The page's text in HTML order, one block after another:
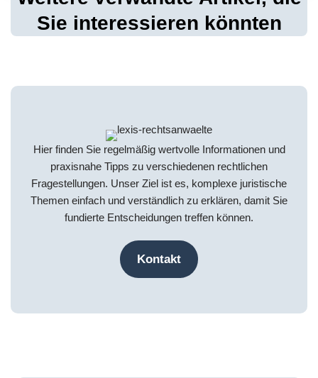
Sie interessieren könnten
Hier finden Sie regelmäßig wertvolle Informationen und
praxisnahe Tipps zu verschiedenen rechtlichen
Fragestellungen. Unser Ziel ist es, komplexe juristische
Themen einfach und verständlich zu erklären, damit Sie
fundierte Entscheidungen treffen können.
Kontakt